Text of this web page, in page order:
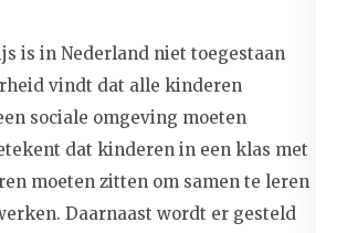
is in Nederland niet toegestaan
vindt dat alle kinderen
sociale omgeving moeten
dat kinderen in een klas met
moeten zitten om samen te leren
Daarnaast wordt er gesteld